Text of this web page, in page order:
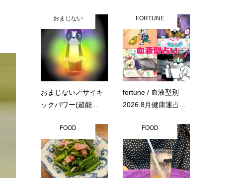
おまじない
おまじない🪄サイキ
ックパワー(超能...
FORTUNE
fortune / 血液型別
2026.8月健康運占...
FOOD FOOD